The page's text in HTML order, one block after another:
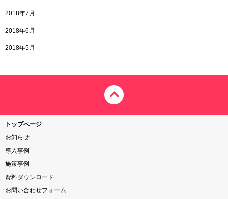
2018年7月
2018年6月
2018年5月
トップページ
お知らせ
導入事例
施策事例
資料ダウンロード
お問い合わせフォーム